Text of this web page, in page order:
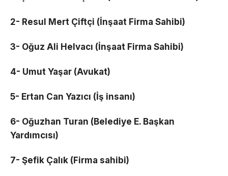
2- Resul Mert Çiftçi (İnşaat Firma Sahibi)
3- Oğuz Ali Helvacı (İnşaat Firma Sahibi)
4- Umut Yaşar (Avukat)
5- Ertan Can Yazıcı (İş insanı)
6- Oğuzhan Turan (Belediye E. Başkan
Yardımcısı)
7- Şefik Çalık (Firma sahibi)